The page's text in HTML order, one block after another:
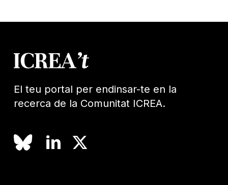
El teu portal per endinsar-te en la
recerca de la Comunitat ICREA.